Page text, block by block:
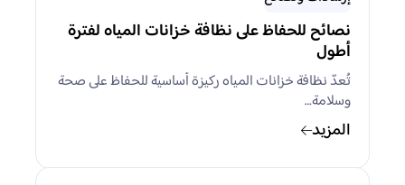
نصائح للحفاظ على نظافة خزانات المياه لفترة
أطول
تُعدّ نظافة خزانات المياه ركيزة أساسية للحفاظ على صحة
وسلامة…
المزيد